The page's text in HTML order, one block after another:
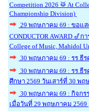
Competition 2026 🥁 At
Championship Division)
29 พฤษภาคม 69 : ขอแส
CONDUCTOR AWARD 🎷
College of Music, Mahidol
30 พฤษภาคม 69 : รร.ธี
30 พฤษภาคม 69 : รร.ธี
ศึกษา 2569 วันเสาร์ที่ 30 พฤ
30 พฤษภาคม 69 : กิจกร
เมื่อวันที่ 29 พฤษภาคม 2569